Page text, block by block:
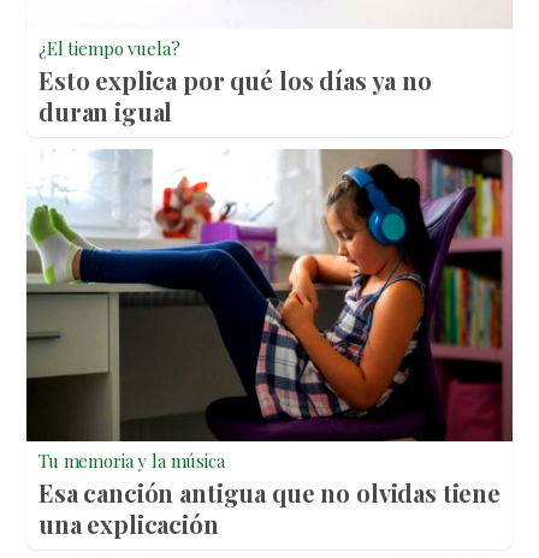
¿El tiempo vuela?
Esto explica por qué los días ya no
duran igual
Tu memoria y la música
Esa canción antigua que no olvidas tiene
una explicación